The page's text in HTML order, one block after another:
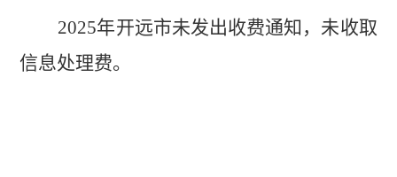
2025年开远市未发出收费通知， 未收取
信息处理费。